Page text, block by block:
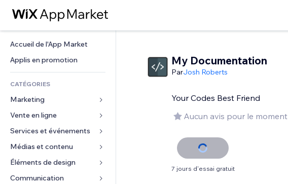
Accueil de l'App Market
Applis en promotion
CATÉGORIES
Marketing
Publicités
Mobile
Données analytiques
Réseaux sociaux
Vente en ligne
Applis pour les boutiques
Expédition et livraison
Boutons Vente
Services et événements
Hôtels
Événements
Restaurants
Médias et contenu
Galerie
Musique
Éléments de design
Cartes et navigation
My Documentation
ParJosh Roberts
Your Codes Best Friend
Aucun avis pour le moment
7 jours d'essai gratuit